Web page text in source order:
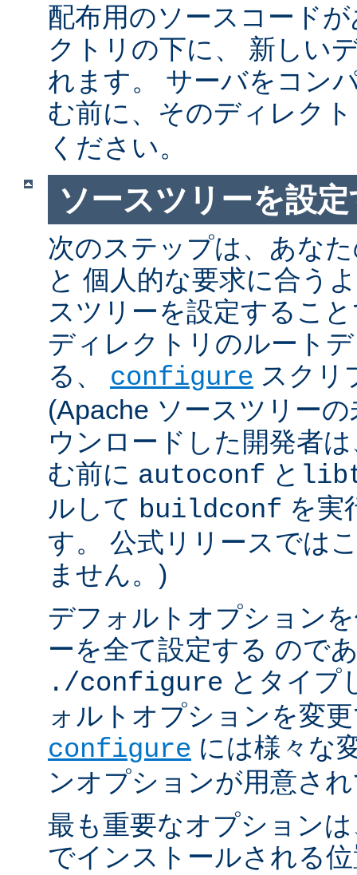
配布用のソースコード
クトリの下に、 新しい
れます。 サーバをコン
む前に、そのディレク
ください。
ソースツリーを設
次のステップは、あな
と 個人的な要求に合う
スツリーを設定するこ
ディレクトリのルート
る、 configure スクリ
(Apache ソースツリー
ウンロードした開発者
む前に autoconf と
ルして buildconf を実
す。 公式リリースでは
ません。)
デフォルトオプション
ーを全て設定する ので
./configure とタイプ
ォルトオプションを変
configure には様々な
ンオプションが用意さ
最も重要なオプション
でインストールされる